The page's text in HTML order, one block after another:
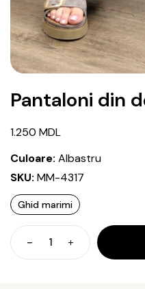
Pantaloni din
1.250 MDL
Culoare: Albastru
SKU: MM-4317
Ghid marimi
Cantitate
Pantaloni